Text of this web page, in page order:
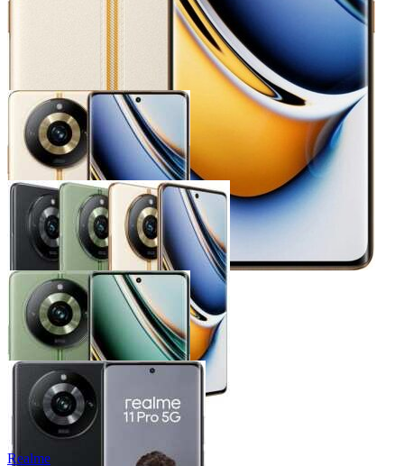
Realme